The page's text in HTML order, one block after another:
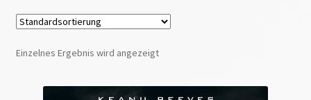
Preise
Kontakt
Einzelnes Ergebnis wird angezeigt